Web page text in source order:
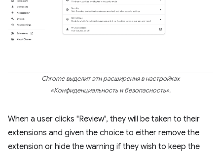
Chrome выделит эти расширения в настройках
«Конфиденциальность и безопасность».
When a user clicks "Review", they will be taken to their
extensions and given the choice to either remove the
extension or hide the warning if they wish to keep the